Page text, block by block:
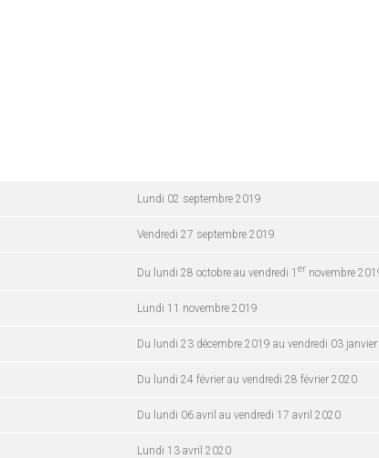
Lundi 02 septembre 2019
Vendredi 27 septembre 2019
Du lundi 28 octobre au vendredi 1 er novembre
Lundi 11 novembre 2019
Du lundi 23 décembre 2019 au vendredi 03
Du lundi 24 février au vendredi 28 février 2020
Du lundi 06 avril au vendredi 17 avril 2020
Lundi 13 avril 2020